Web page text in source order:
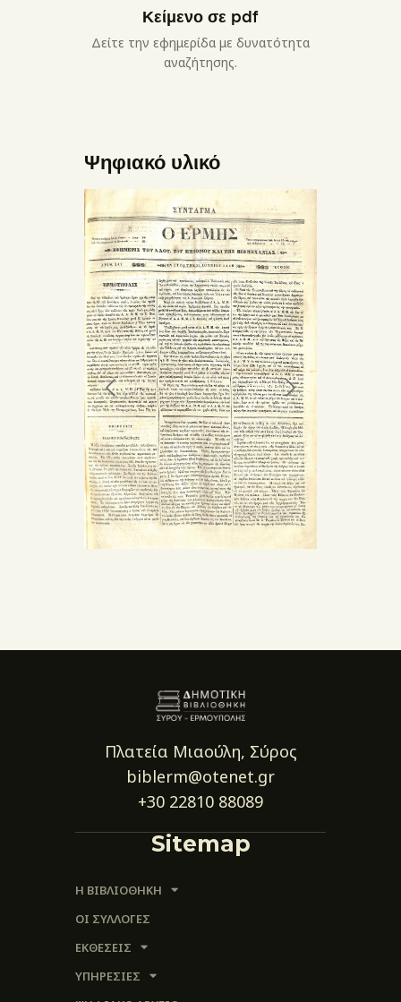
Κείμενο σε pdf
Δείτε την εφημερίδα με δυνατότητα
αναζήτησης.
Ψηφιακό υλικό
Πλατεία Μιαούλη, Σύρος
biblerm@otenet.gr
+30 22810 88089
Sitemap
Η ΒΙΒΛΙΟΘΗΚΗ
ΟΙ ΣΥΛΛΟΓΈΣ
ΕΚΘΕΣΕΙΣ
ΥΠΗΡΕΣΙΕΣ